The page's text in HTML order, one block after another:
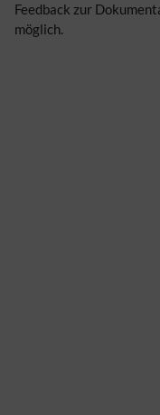
Feedback zur
möglich.